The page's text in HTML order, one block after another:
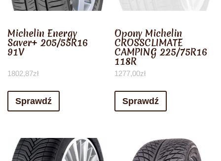
Michelin Energy
Saver+ 205/55R16
91V
1802,87zł
Sprawdź
Opony Michelin
CROSSCLIMATE
CAMPING 225/75R16
118R
1277,00zł
Sprawdź